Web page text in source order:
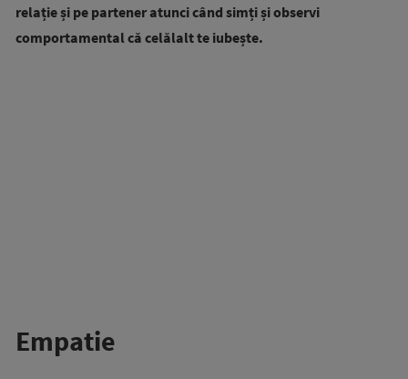
relație și pe partener atunci când simți și observi
comportamental că celălalt te iubește.
Empatie